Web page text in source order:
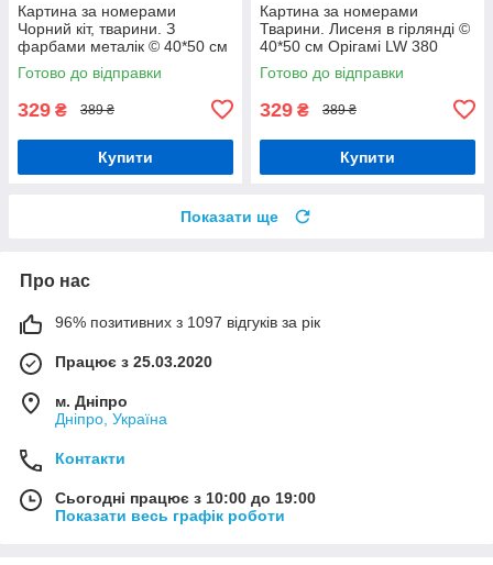
Картина за номерами
Чорний кіт, тварини. З
фарбами металік © 40*50 см
Орігамі LW 3301
Готово до відправки
329 ₴ 389 ₴
Купити
Картина за номерами
Тварини. Лисеня в гірлянді ©
40*50 см Орігамі LW 380
Готово до відправки
329 ₴ 389 ₴
Купити
Показати ще
Про нас
96% позитивних з 1097 відгуків за рік
Працює з 25.03.2020
м. Дніпро
Дніпро, Україна
Контакти
Сьогодні працює з 10:00 до 19:00
Показати весь графік роботи